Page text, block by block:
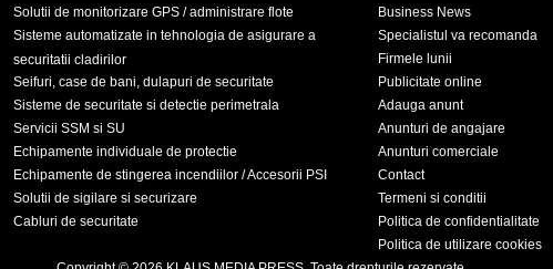
Solutii de monitorizare GPS / administrare flote
Sisteme automatizate in tehnologia de asigurare a
securitatii cladirilor
Seifuri, case de bani, dulapuri de securitate
Sisteme de securitate si detectie perimetrala
Servicii SSM si SU
Echipamente individuale de protectie
Echipamente de stingerea incendiilor / Accesorii PSI
Solutii de sigilare si securizare
Cabluri de securitate
Business News
Specialistul va recomanda
Firmele lunii
Publicitate online
Adauga anunt
Anunturi de angajare
Anunturi comerciale
Contact
Termeni si conditii
Politica de confidentialitate
Politica de utilizare cookies